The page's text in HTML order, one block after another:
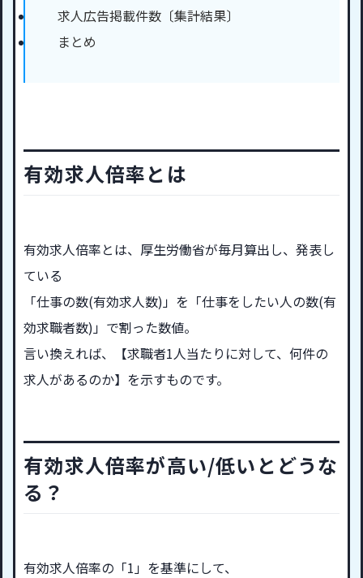
求人広告掲載件数〔集計結果〕
まとめ
有効求人倍率とは
有効求人倍率とは、厚生労働省が毎月算出し、発表し
ている
「仕事の数(有効求人数)」を「仕事をしたい人の数(有
効求職者数)」で割った数値。
言い換えれば、【求職者1人当たりに対して、何件の
求人があるのか】を示すものです。
有効求人倍率が高い/低いとどうな
る？
有効求人倍率の「1」を基準にして、